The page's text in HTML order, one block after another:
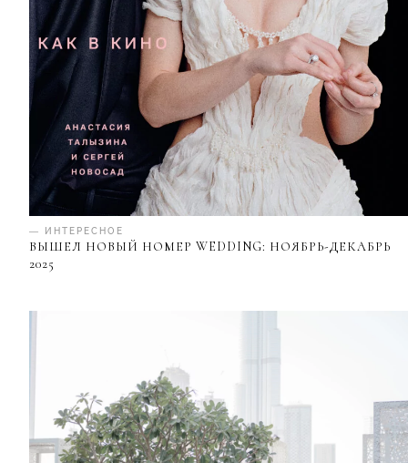
— ИНТЕРЕСНОЕ
ВЫШЕЛ НОВЫЙ НОМЕР WEDDING: НОЯБРЬ-ДЕКАБРЬ
2025